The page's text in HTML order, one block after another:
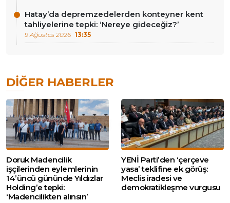
Hatay’da depremzedelerden konteyner kent
tahliyelerine tepki: ‘Nereye gideceğiz?’
9 Ağustos 2026 13:35
DIĞER HABERLER
Doruk Madencilik
işçilerinden eylemlerinin
14’üncü gününde Yıldızlar
Holding’e tepki:
‘Madencilikten alınsın’
YENİ Parti’den ‘çerçeve
yasa’ teklifine ek görüş:
Meclis iradesi ve
demokratikleşme vurgusu